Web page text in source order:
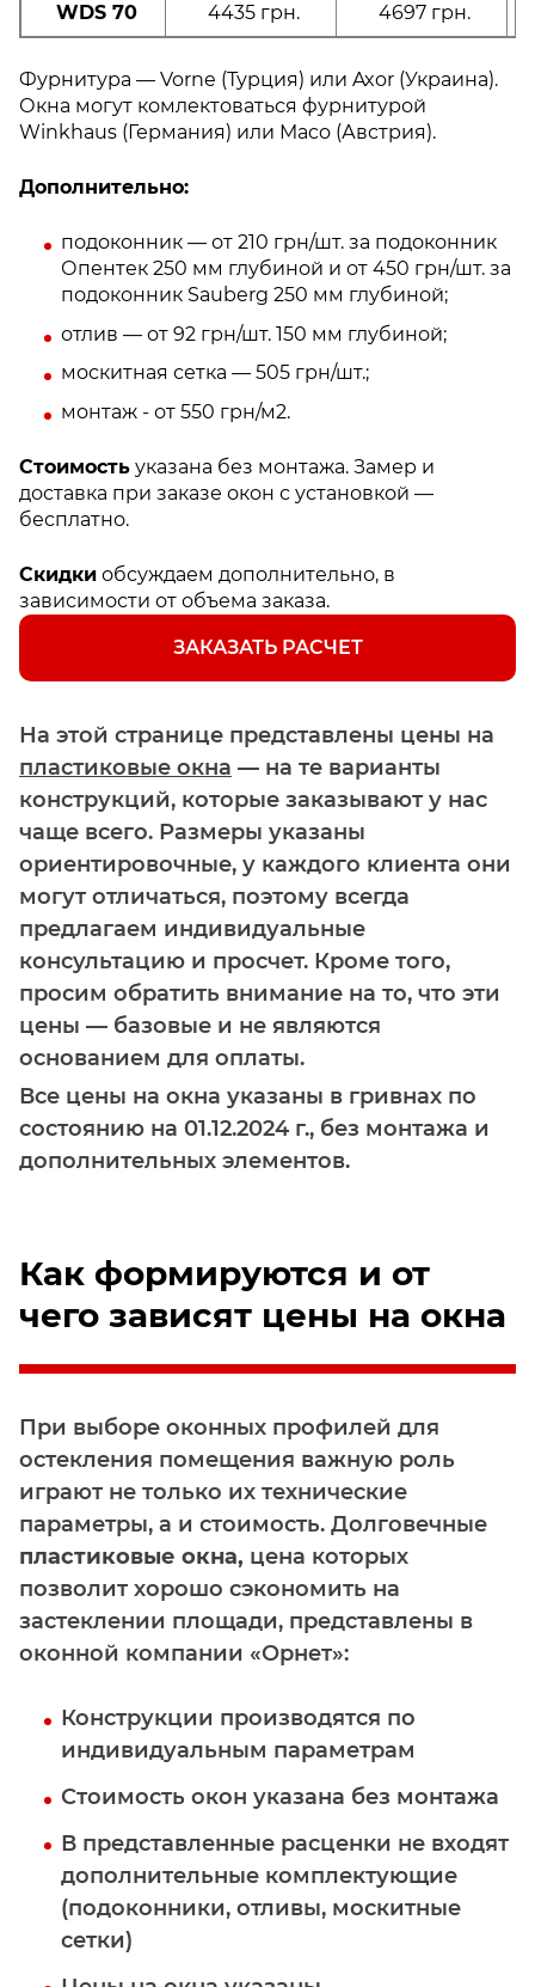
WDS 70 4435 грн. 4697 грн.
Фурнитура — Vorne (Турция) или Axor (Украина).
Окна могут комлектоваться фурнитурой
Winkhaus (Германия) или Maco (Австрия).
Дополнительно:
подоконник — от 210 грн/шт. за подоконник
Опентек 250 мм глубиной и от 450 грн/шт. за
подоконник Sauberg 250 мм глубиной;
отлив — от 92 грн/шт. 150 мм глубиной;
москитная сетка — 505 грн/шт.;
монтаж - от 550 грн/м2.
Стоимость указана без монтажа. Замер и
доставка при заказе окон с установкой —
бесплатно.
Скидки обсуждаем дополнительно, в
зависимости от объема заказа.
ЗАКАЗАТЬ РАСЧЕТ
На этой странице представлены цены на
пластиковые окна — на те варианты
конструкций, которые заказывают у нас
чаще всего. Размеры указаны
ориентировочные, у каждого клиента они
могут отличаться, поэтому всегда
предлагаем индивидуальные
консультацию и просчет. Кроме того,
просим обратить внимание на то, что эти
цены — базовые и не являются
основанием для оплаты.
Все цены на окна указаны в гривнах по
состоянию на 01.12.2024 г., без монтажа и
дополнительных элементов.
Как формируются и от
чего зависят цены на окна
При выборе оконных профилей для
остекления помещения важную роль
играют не только их технические
параметры, а и стоимость. Долговечные
пластиковые окна, цена которых
позволит хорошо сэкономить на
застеклении площади, представлены в
оконной компании «Орнет»:
Конструкции производятся по
индивидуальным параметрам
Стоимость окон указана без монтажа
В представленные расценки не входят
дополнительные комплектующие
(подоконники, отливы, москитные
сетки)